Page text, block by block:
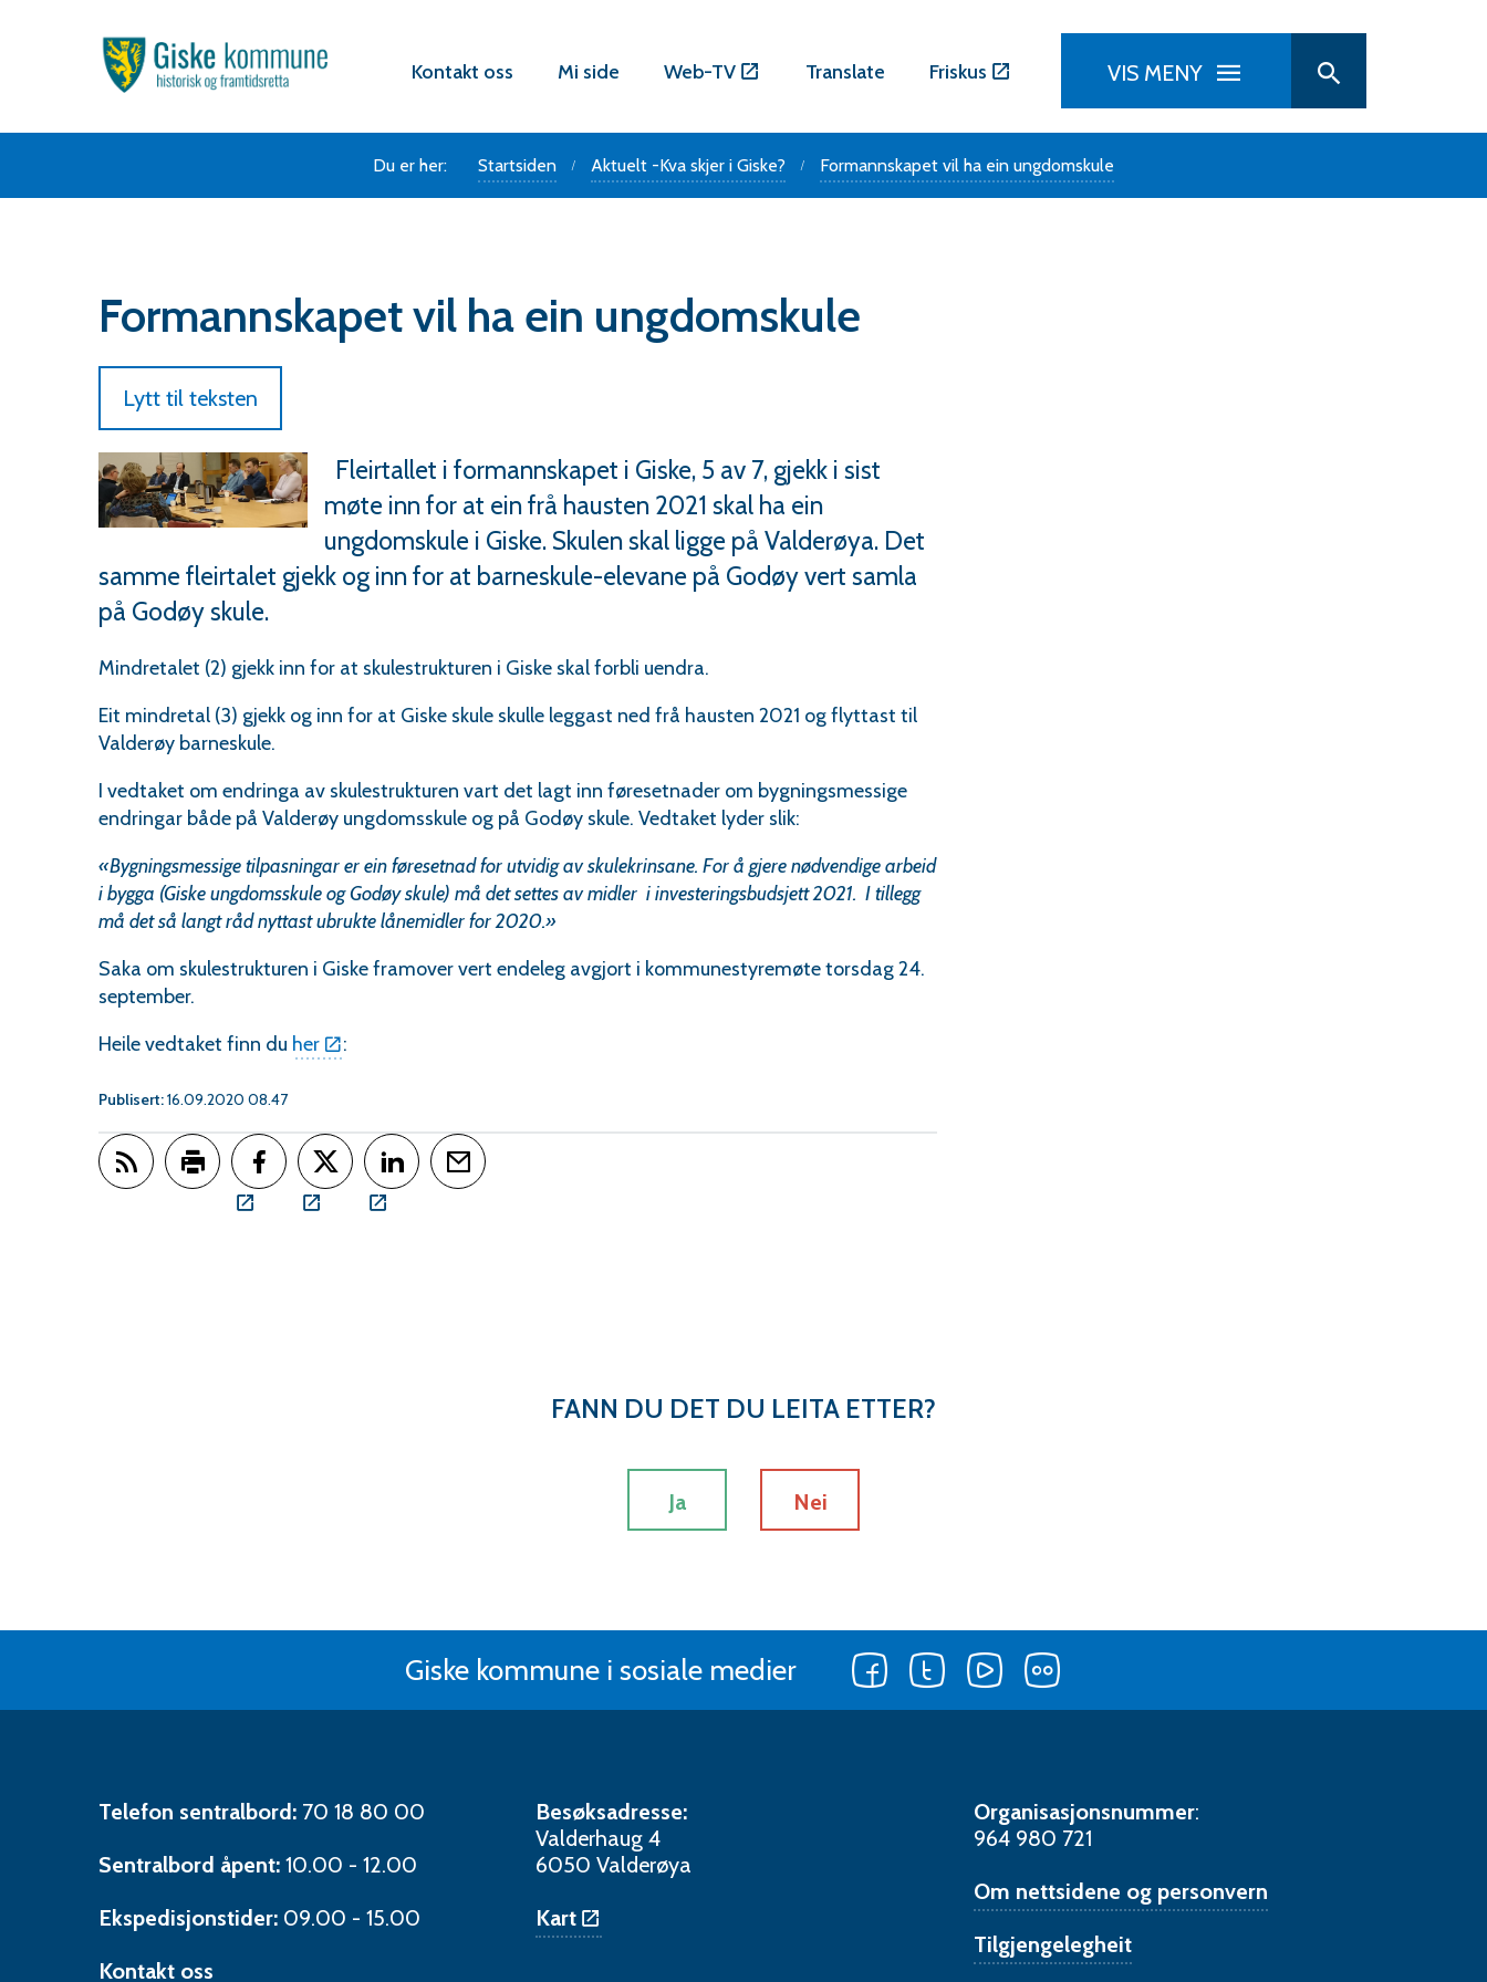
Verktøy
Kontakt oss Mi side Web-TV Translate Friskus VIS MENY
Du er her: Startsiden Aktuelt -Kva skjer i Giske? Formannskapet vil ha ein ungdomskule
Formannskapet vil ha ein ungdomskule
Lytt til teksten
Fleirtallet i formannskapet i Giske, 5 av 7, gjekk i sist
møte inn for at ein frå hausten 2021 skal ha ein
ungdomskule i Giske. Skulen skal ligge på Valderøya. Det
samme fleirtalet gjekk og inn for at barneskule-elevane på Godøy vert samla
på Godøy skule.
Mindretalet (2) gjekk inn for at skulestrukturen i Giske skal forbli uendra.
Eit mindretal (3) gjekk og inn for at Giske skule skulle leggast ned frå hausten 2021 og flyttast til
Valderøy barneskule.
I vedtaket om endringa av skulestrukturen vart det lagt inn føresetnader om bygningsmessige
endringar både på Valderøy ungdomsskule og på Godøy skule. Vedtaket lyder slik:
«Bygningsmessige tilpasningar er ein føresetnad for utvidig av skulekrinsane. For å gjere nødvendige arbeid
i bygga (Giske ungdomsskule og Godøy skule) må det settes av midler i investeringsbudsjett 2021. I tillegg
må det så langt råd nyttast ubrukte lånemidler for 2020.»
Saka om skulestrukturen i Giske framover vert endeleg avgjort i kommunestyremøte torsdag 24.
september.
Heile vedtaket finn du her :
Publisert 16.09.2020 08.47
Abonner på RSSDel på Facebook
Del på TwitterDel på LinkedIn
FANN DU DET DU LEITA ETTER?
Ja Nei
Giske kommune i sosiale medier
Følg
oss
på
Følg
oss
på
Følg
oss
på
Følg
påoss
Kontaktinformasjon
Telefon sentralbord: 70 18 80 00
Sentralbord åpent: 10.00 - 12.00
Ekspedisjonstider: 09.00 - 15.00
Kontakt oss
Besøksadresse:
Valderhaug 4
6050 Valderøya
Kart
Organisasjonsnummer:
964 980 721
Om nettsidene og personvern
Tilgjengelegheit